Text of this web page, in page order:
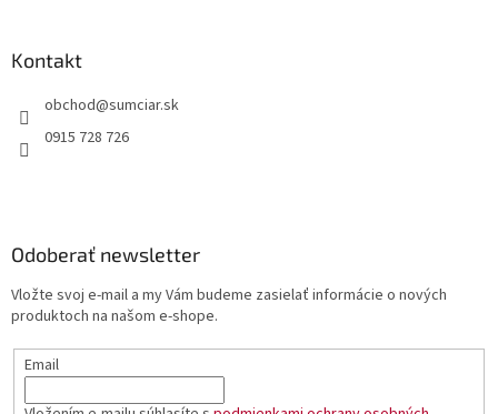
Kontakt
obchod@sumciar.sk
0915 728 726
Odoberať newsletter
Vložte svoj e-mail a my Vám budeme zasielať informácie o nových
produktoch na našom e-shope.
Email